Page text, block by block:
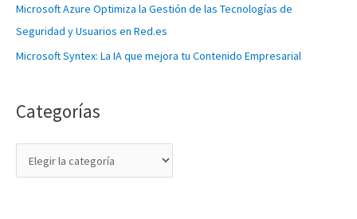
Microsoft Azure Optimiza la Gestión de las Tecnologías de
Seguridad y Usuarios en Red.es
Microsoft Syntex: La IA que mejora tu Contenido Empresarial
Categorías
o
r
í
s